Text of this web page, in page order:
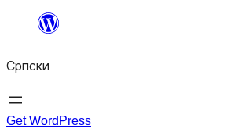
Скочи
садржај
Српски
Get WordPress